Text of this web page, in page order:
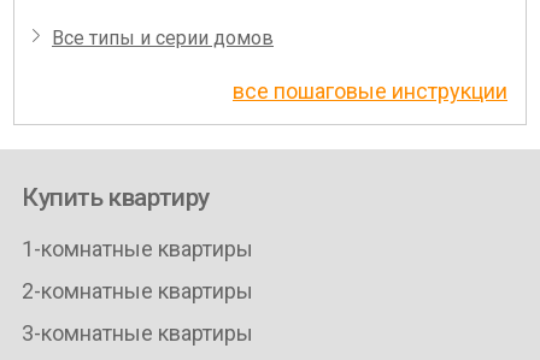
Все типы и серии домов
все пошаговые инструкции
Купить квартиру
1-комнатные квартиры
2-комнатные квартиры
3-комнатные квартиры